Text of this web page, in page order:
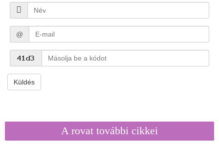
@
Küldés
A rovat további cikkei